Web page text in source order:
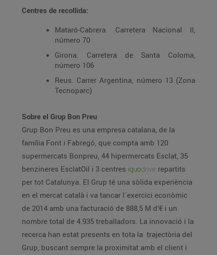
Centres de recollida:
Mataró-Cabrera. Carretera Nacional II,
número 70
Girona. Carretera de Santa Coloma,
número 106
Reus. Carrer Argentina, número 13 (Zona
Tecnoparc)
Sobre el Grup Bon Preu
Grup Bon Preu es una empresa catalana, de la
família Font i Fabregó, que compta amb 120
supermercats Bonpreu, 44 hipermercats Esclat, 35
benzineres EsclatOil i 3 centres iquodrive repartits
per tot Catalunya. El Grup té una sòlida experiència
en el mercat català i va tancar l´exercici econòmic
de 2014 amb una facturació de 888,5 M d’€ i un
nombre total de 4.935 treballadors. La innovació i la
recerca han estat presents en tota la trajectòria del
Grup, buscant sempre la proximitat amb el client i